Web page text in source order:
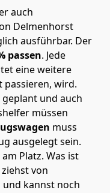
auch
Delmenhorst
ausführbar. Der
passen. Jede
eine weitere
passieren, wird.
und auch
müssen
muss
ausgelegt sein.
Platz. Was ist
ziehst von
kannst noch